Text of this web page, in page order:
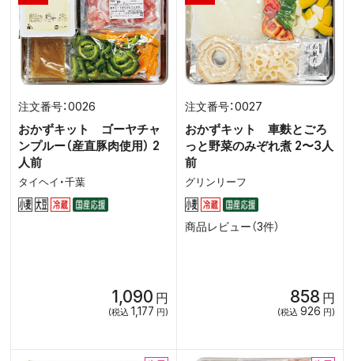
0026
おかずキット ゴーヤチャ
ンプルー（産直豚肉使用） 2
人前
タイヘイ・千葉
1,090 円
(税込 1,177 円)
0027
おかずキット 車麩とごろ
っと野菜のみぞれ煮 2〜3人
前
グリンリーフ
商品レビュー（3件）
858 円
(税込 926 円)